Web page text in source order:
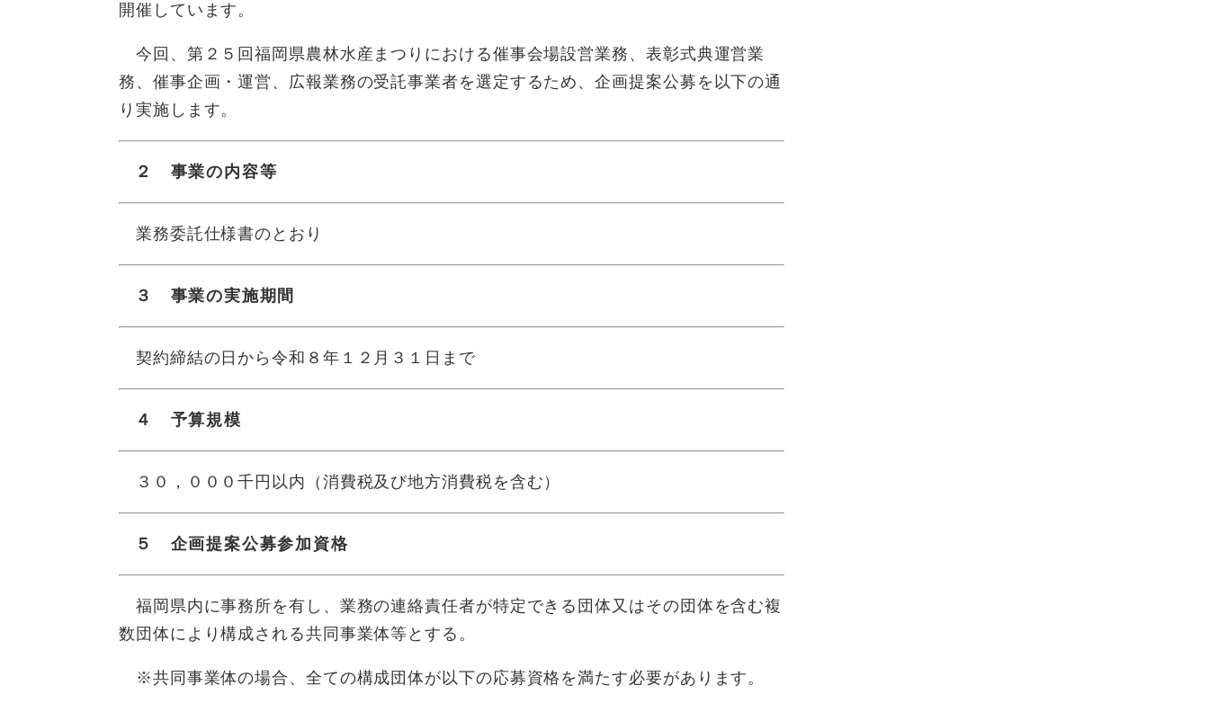
開催しています。
今回、第２５回福岡県農林水産まつりにおける催事会場設営業務、表彰式典運営業
務、催事企画・運営、広報業務の受託事業者を選定するため、企画提案公募を以下の通
り実施します。
２ 事業の内容等
業務委託仕様書のとおり
３ 事業の実施期間
契約締結の日から令和８年１２月３１日まで
４ 予算規模
３０，０００千円以内（消費税及び地方消費税を含む）
５ 企画提案公募参加資格
福岡県内に事務所を有し、業務の連絡責任者が特定できる団体又はその団体を含む複
数団体により構成される共同事業体等とする。
※共同事業体の場合、全ての構成団体が以下の応募資格を満たす必要があります。